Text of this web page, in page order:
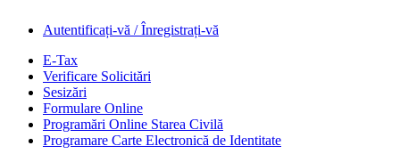
Autentificați-vă / Înregistrați-vă
E-Tax
Verificare Solicitări
Sesizări
Formulare Online
Programări Online Starea Civilă
Programare Carte Electronică de Identitate